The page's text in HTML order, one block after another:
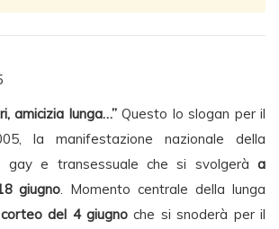
amicizia lunga…”Questo lo slogan per il
la manifestazione nazionale della
gay e transessuale che si svolgerà a
giugno. Momento centrale della lunga
corteo del 4 giugnoche si snoderà per il